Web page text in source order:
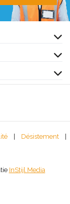
Désistement
InStijl Media